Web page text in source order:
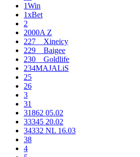
1Win
1xBet
2
2000A Z
227__Xineicy
229__Baigee
230__Goldlife
234MAJALiS
25
26
3
31
31862 05.02
33345 20.02
34332 NL 16.03
38
4